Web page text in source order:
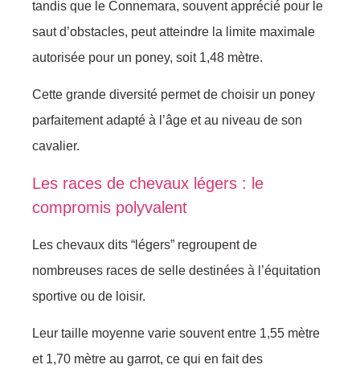
tandis que le Connemara, souvent apprécié pour le
saut d’obstacles, peut atteindre la limite maximale
autorisée pour un poney, soit 1,48 mètre.
Cette grande diversité permet de choisir un poney
parfaitement adapté à l’âge et au niveau de son
cavalier.
Les races de chevaux légers : le
compromis polyvalent
Les chevaux dits “légers” regroupent de
nombreuses races de selle destinées à l’équitation
sportive ou de loisir.
Leur taille moyenne varie souvent entre 1,55 mètre
et 1,70 mètre au garrot, ce qui en fait des